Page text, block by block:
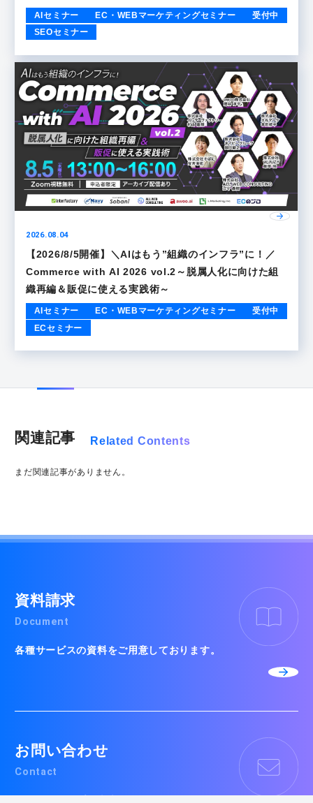
AIセミナー EC・WEBマーケティングセミナー
受付中
SEOセミナー
2026.08.04
【2026/8/5開催】＼AIはもう”組織のインフラ”に！／
Commerce with AI 2026 vol.2～脱属人化に向けた組
織再編＆販促に使える実践術～
AIセミナー EC・WEBマーケティングセミナー
受付中
ECセミナー
関連記事 Related Contents
まだ関連記事がありません。
資料請求
Document
各種サービスの資料をご用意しております。
お問い合わせ
Contact